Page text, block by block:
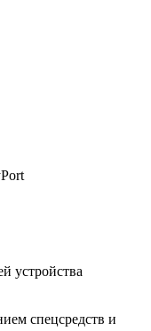
устройства
спецсредств и